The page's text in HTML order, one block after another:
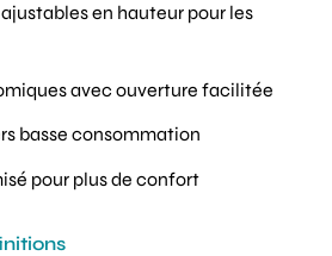
en hauteur pour les
avec ouverture facilitée
basse consommation
pour plus de confort